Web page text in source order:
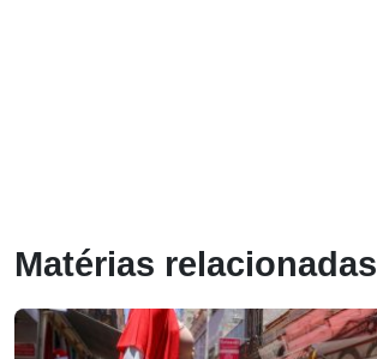
Matérias relacionadas